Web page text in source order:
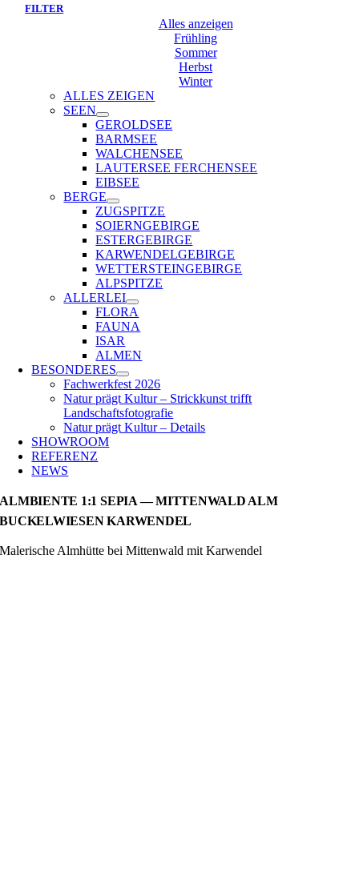
FILTER
Alles anzeigen
Frühling
Sommer
Herbst
Winter
ALLES ZEIGEN
SEEN
GEROLDSEE
BARMSEE
WALCHENSEE
LAUTERSEE FERCHENSEE
EIBSEE
BERGE
ZUGSPITZE
SOIERNGEBIRGE
ESTERGEBIRGE
KARWENDELGEBIRGE
WETTERSTEINGEBIRGE
ALPSPITZE
ALLERLEI
FLORA
FAUNA
ISAR
ALMEN
BESONDERES
Fachwerkfest 2026
Natur prägt Kultur – Strickkunst trifft
Landschaftsfotografie
Natur prägt Kultur – Details
SHOWROOM
REFERENZ
NEWS
ALMBIENTE 1:1 SEPIA — MITTENWALD ALM
BUCKELWIESEN KARWENDEL
Malerische Almhütte bei Mittenwald mit Karwendel